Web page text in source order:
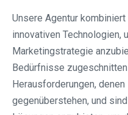
Unsere Agentur
innovativen Technologien,
Marketingstrategie
Bedürfnisse
Herausforderungen,
gegenüberstehen, und